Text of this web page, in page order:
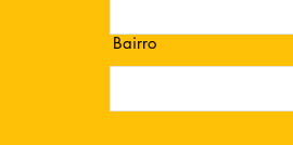
Bairro